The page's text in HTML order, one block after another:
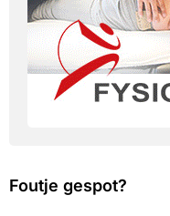
Foutje gespot?